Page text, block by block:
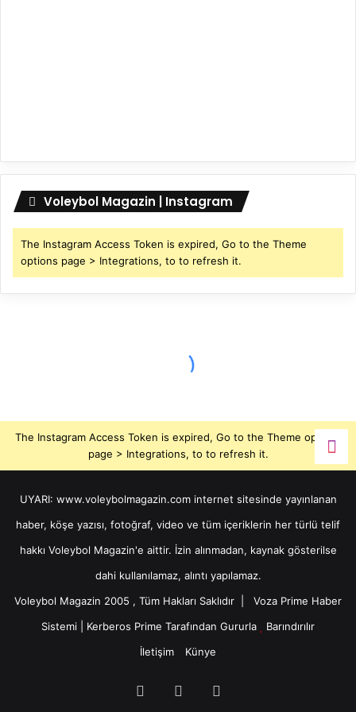
Voleybol Magazin | Instagram
The Instagram Access Token is expired, Go to the Theme
options page > Integrations, to to refresh it.
The Instagram Access Token is expired, Go to the Theme options
page > Integrations, to to refresh it.
UYARI: www.voleybolmagazin.com internet sitesinde yayınlanan
haber, köşe yazısı, fotoğraf, video ve tüm içeriklerin her türlü telif
hakkı Voleybol Magazin'e aittir. İzin alınmadan, kaynak gösterilse
dahi kullanılamaz, alıntı yapılamaz.
Voleybol Magazin 2005 , Tüm Hakları Saklıdır | Voza Prime Haber
Sistemi
Kerberos Prime Tarafından Gururla
Barındırılır
İletişim
Künye
YouTube